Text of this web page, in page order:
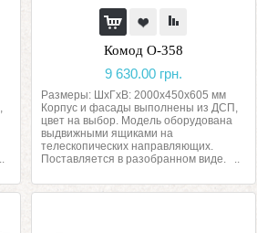
Комод О-358
9 630.00 грн.
Размеры: ШхГхВ: 2000х450х605 мм
Корпус и фасады выполнены из ДСП,
цвет на выбор. Модель оборудована
выдвижными ящиками на
телескопических направляющих.
Поставляется в разобранном виде. ..